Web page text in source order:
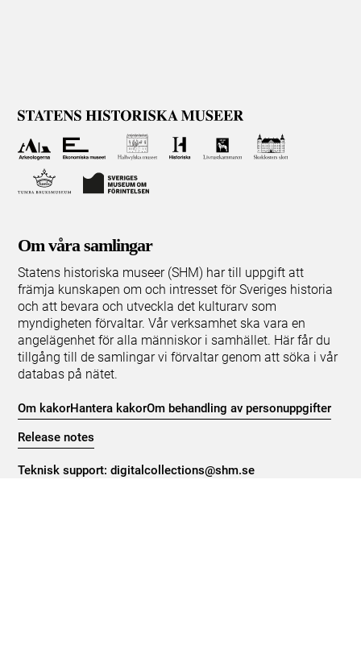
Om våra samlingar
Statens historiska museer (SHM) har till uppgift att
främja kunskapen om och intresset för Sveriges historia
och att bevara och utveckla det kulturarv som
myndigheten förvaltar. Vår verksamhet ska vara en
angelägenhet för alla människor i samhället. Här får du
tillgång till de samlingar vi förvaltar genom att söka i vår
databas på nätet.
Om kakorHantera kakorOm behandling av personuppgifter
Release notes
Teknisk support:digitalcollections@shm.se